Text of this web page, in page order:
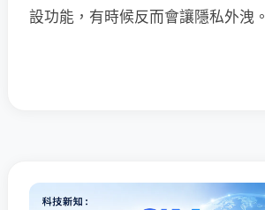
設功能，有時候反而會讓隱私外洩。